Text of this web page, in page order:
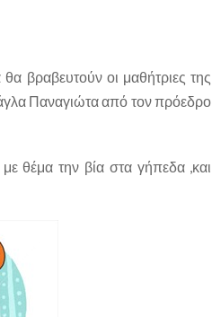
βραβευτούν οι μαθήτριες της
Παναγιώτα από τον πρόεδρο
θέμα την βία στα γήπεδα ,και